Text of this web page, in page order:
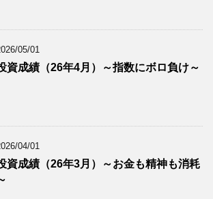
05/01
資成績（26年4月）～指数にボロ負け～
04/01
資成績（26年3月）～お金も精神も消耗